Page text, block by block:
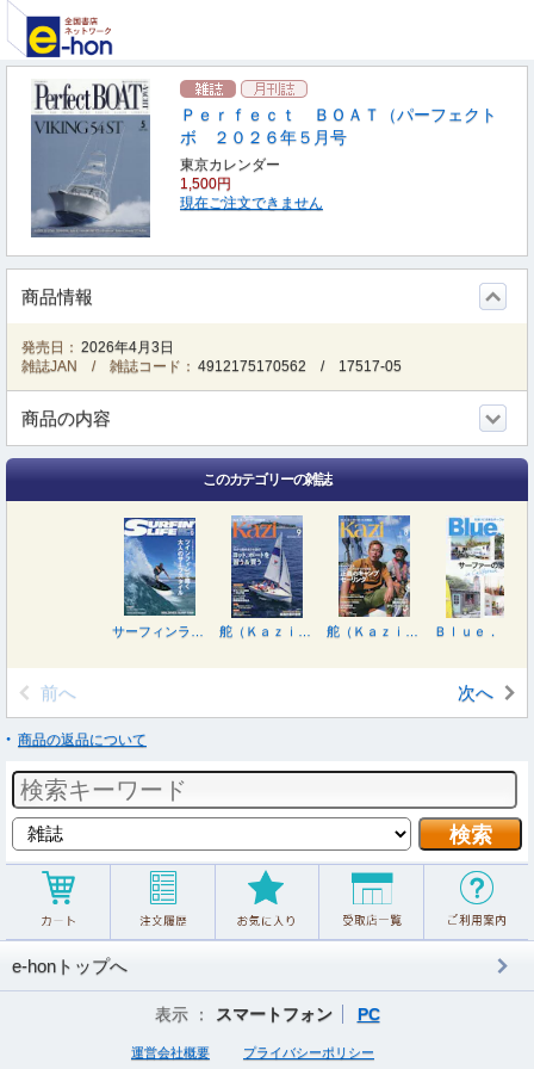
Ｐｅｒｆｅｃｔ ＢＯＡＴ（パーフェクト
ボ ２０２６年５月号
東京カレンダー
1,500円
現在ご注文できません
商品情報
発売日： 2026年4月3日
雑誌JAN / 雑誌コード： 4912175170562 / 17517-05
商品の内容
このカテゴリーの雑誌
前へ 次へ
商品の返品について
e-honトップへ
表示 ： スマートフォン PC
運営会社概要 プライバシーポリシー